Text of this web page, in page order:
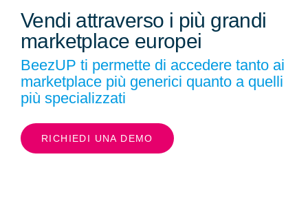
Vendi attraverso i più grandi
marketplace europei
BeezUP ti permette di accedere tanto ai
marketplace più generici quanto a quelli
più specializzati
RICHIEDI UNA DEMO